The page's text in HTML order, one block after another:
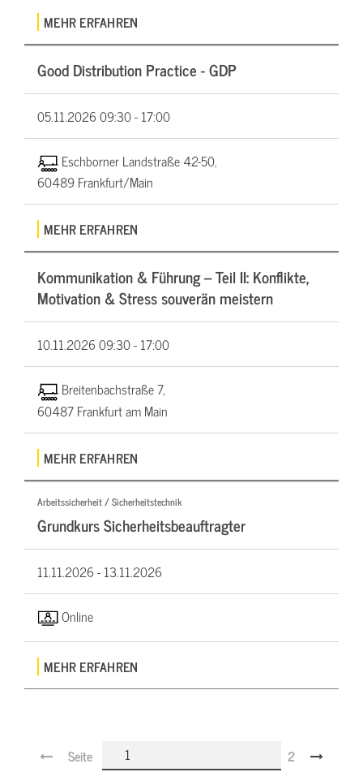
MEHR ERFAHREN
Good Distribution Practice - GDP
05.11.202609:30 - 17:00
Eschborner Landstraße 42-50,
60489 Frankfurt/Main
MEHR ERFAHREN
Kommunikation & Führung – Teil II: Konflikte,
Motivation & Stress souverän meistern
10.11.202609:30 - 17:00
Breitenbachstraße 7,
60487 Frankfurt am Main
MEHR ERFAHREN
Arbeitssicherheit / Sicherheitstechnik
Grundkurs Sicherheitsbeauftragter
11.11.2026 -13.11.2026
Online
MEHR ERFAHREN
Seite 2